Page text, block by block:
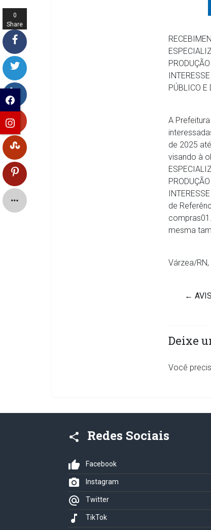
INTERESSE
PÚBLICO E
A
de 2025
visando à
de
mesma
Várzea/
←
Deixe
Você
share Redes Sociais
thumb_up Facebook
photo_camera Instagram
alternate_email Twitter
music_note TikTok
0
Share
s